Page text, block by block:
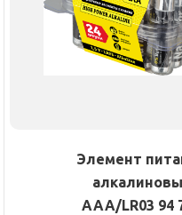
Элемент
AAA/LR03 94